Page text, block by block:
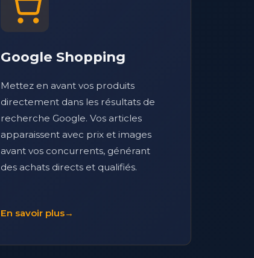
Google Shopping
Mettez en avant vos produits
directement dans les résultats de
recherche Google. Vos articles
apparaissent avec prix et images
avant vos concurrents, générant
des achats directs et qualifiés.
En savoir plus→